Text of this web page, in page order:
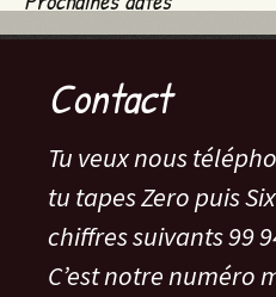
Contact
Tu veux nous
tu tapes Zero puis
chiffres suivants 99
C’est notre numéro